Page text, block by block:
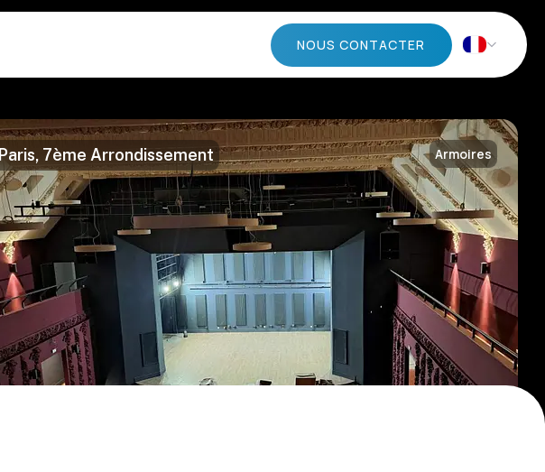
NOUS CONTACTER
Paris, 7ème Arrondissement Armoires